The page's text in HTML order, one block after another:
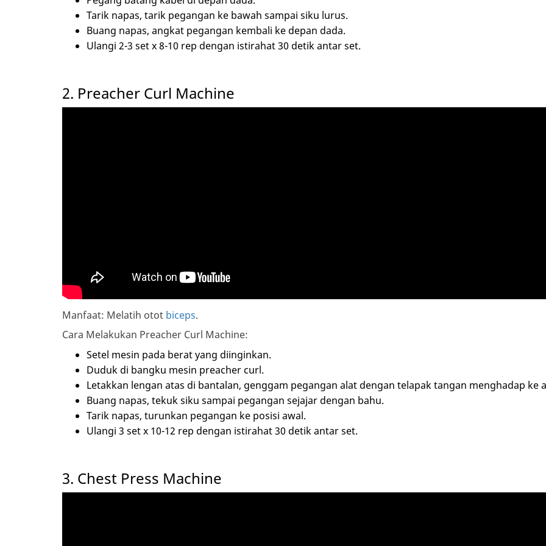
Tarik napas, tarik pegangan ke bawah sampai siku lurus.
Buang napas, angkat pegangan kembali ke depan dada.
Ulangi 2-3 set x 8-10 rep dengan istirahat 30 detik antar set.
2. Preacher Curl Machine
Manfaat: Melatih otot biceps.
Cara Melakukan Preacher Curl Machine:
Setel mesin pada berat yang diinginkan.
Duduk di bangku mesin preacher curl.
Letakkan lengan atas di bantalan, genggam pegangan alat dengan telapak tangan menghadap ke
Buang napas, tekuk siku sampai pegangan sejajar dengan bahu.
Tarik napas, turunkan pegangan ke posisi awal.
Ulangi 3 set x 10-12 rep dengan istirahat 30 detik antar set.
3. Chest Press Machine